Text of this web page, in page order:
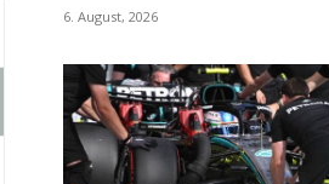
6. August, 2026